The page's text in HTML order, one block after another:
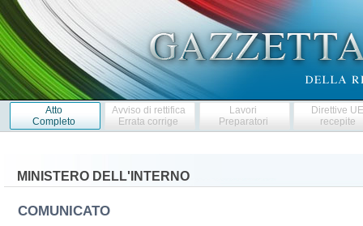
Atto
Completo
Avviso di rettifica
Errata corrige
Lavori
Preparatori
Direttive
recepite
MINISTERO DELL'INTERNO
COMUNICATO